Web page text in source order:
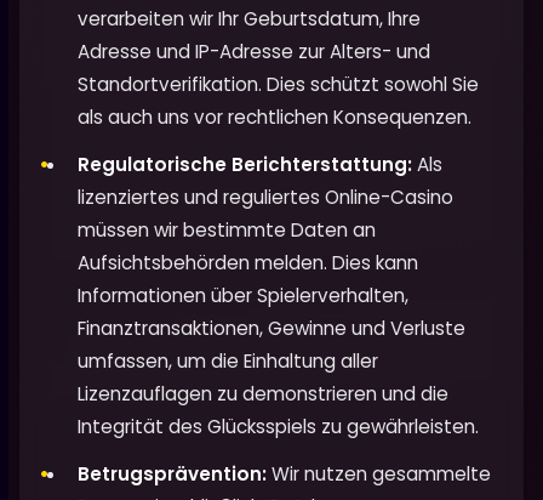
verarbeiten wir Ihr Geburtsdatum, Ihre
Adresse und IP-Adresse zur Alters- und
Standortverifikation. Dies schützt sowohl Sie
als auch uns vor rechtlichen Konsequenzen.
Regulatorische Berichterstattung:Als
lizenziertes und reguliertes Online-Casino
müssen wir bestimmte Daten an
Aufsichtsbehörden melden. Dies kann
Informationen über Spielerverhalten,
Finanztransaktionen, Gewinne und Verluste
umfassen, um die Einhaltung aller
Lizenzauflagen zu demonstrieren und die
Integrität des Glücksspiels zu gewährleisten.
Betrugsprävention:Wir nutzen gesammelte